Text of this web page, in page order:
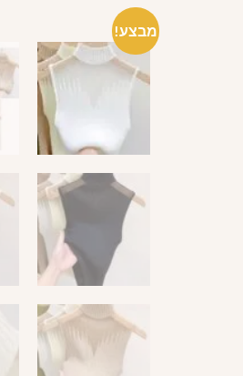
מבצע!